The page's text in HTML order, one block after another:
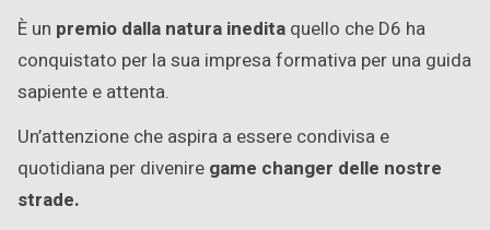
È un premio dalla natura inedita quello che D6 ha
conquistato per la sua impresa formativa per una guida
sapiente e attenta.
Un’attenzione che aspira a essere condivisa e
quotidiana per divenire game changer delle nostre
strade.